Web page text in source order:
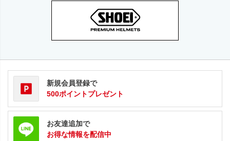
新規会員登録で
500ポイントプレゼント
お友達追加で
お得な情報を配信中